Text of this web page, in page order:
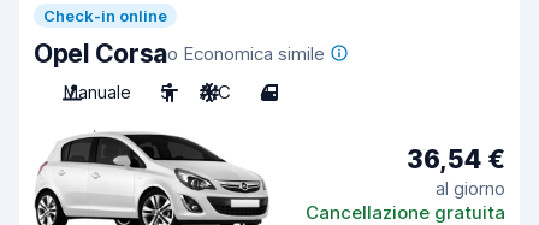
Check-in online
Opel Corsao Economica simile
Manuale
5 A/C 4
36,54 €
al giorno
Cancellazione gratuita